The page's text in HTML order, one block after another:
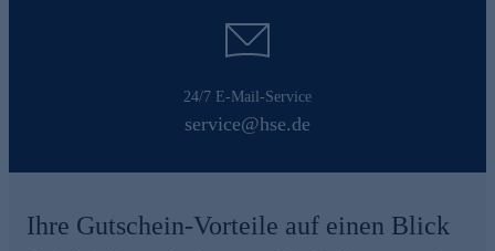
24/7 E-Mail-Service
service@hse.de
Ihre Gutschein-Vorteile auf einen Blick